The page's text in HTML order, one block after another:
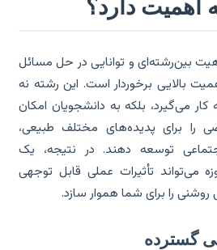
دارد؟
و توانایی در حل مسائل
برخوردار است. این رشته نه
بلکه به دانشجویان امکان
پدیده‌های مختلف طبیعی،
توسعه دهند. در نتیجه، یک
تأثیرات عملی قابل توجهی
برای شما هموار سازد.